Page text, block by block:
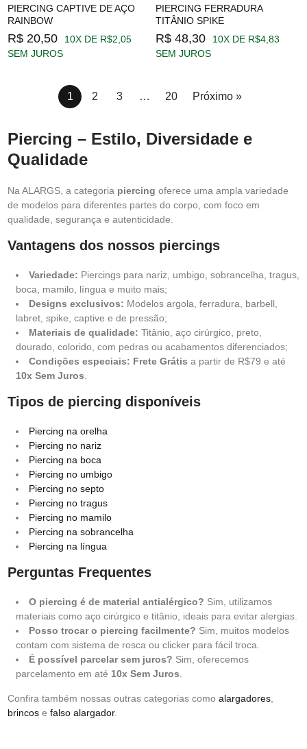
PIERCING CAPTIVE DE AÇO
RAINBOW
R$ 20,50
10X DE R$2,05
SEM JUROS
PIERCING FERRADURA
TITÂNIO SPIKE
R$ 48,30
10X DE R$4,83
SEM JUROS
1 2 3 … 20 Próximo »
Piercing – Estilo, Diversidade e
Qualidade
Na ALARGS, a categoria piercing oferece uma ampla variedade
de modelos para diferentes partes do corpo, com foco em
qualidade, segurança e autenticidade.
Vantagens dos nossos piercings
Variedade: Piercings para nariz, umbigo, sobrancelha, tragus,
boca, mamilo, língua e muito mais;
Designs exclusivos: Modelos argola, ferradura, barbell,
labret, spike, captive e de pressão;
Materiais de qualidade: Titânio, aço cirúrgico, preto,
dourado, colorido, com pedras ou acabamentos diferenciados;
Condições especiais: Frete Grátis a partir de R$79 e até
10x Sem Juros
Tipos de piercing disponíveis
Piercing na orelha
Piercing no nariz
Piercing na boca
Piercing no umbigo
Piercing no septo
Piercing no tragus
Piercing no mamilo
Piercing na sobrancelha
Piercing na língua
Perguntas Frequentes
O piercing é de material antialérgico? Sim, utilizamos
materiais como aço cirúrgico e titânio, ideais para evitar alergias.
Posso trocar o piercing facilmente? Sim, muitos modelos
contam com sistema de rosca ou clicker para fácil troca.
É possível parcelar sem juros? Sim, oferecemos
parcelamento em até 10x Sem Juros
Confira também nossas outras categorias como alargadores
brincos e falso alargador.